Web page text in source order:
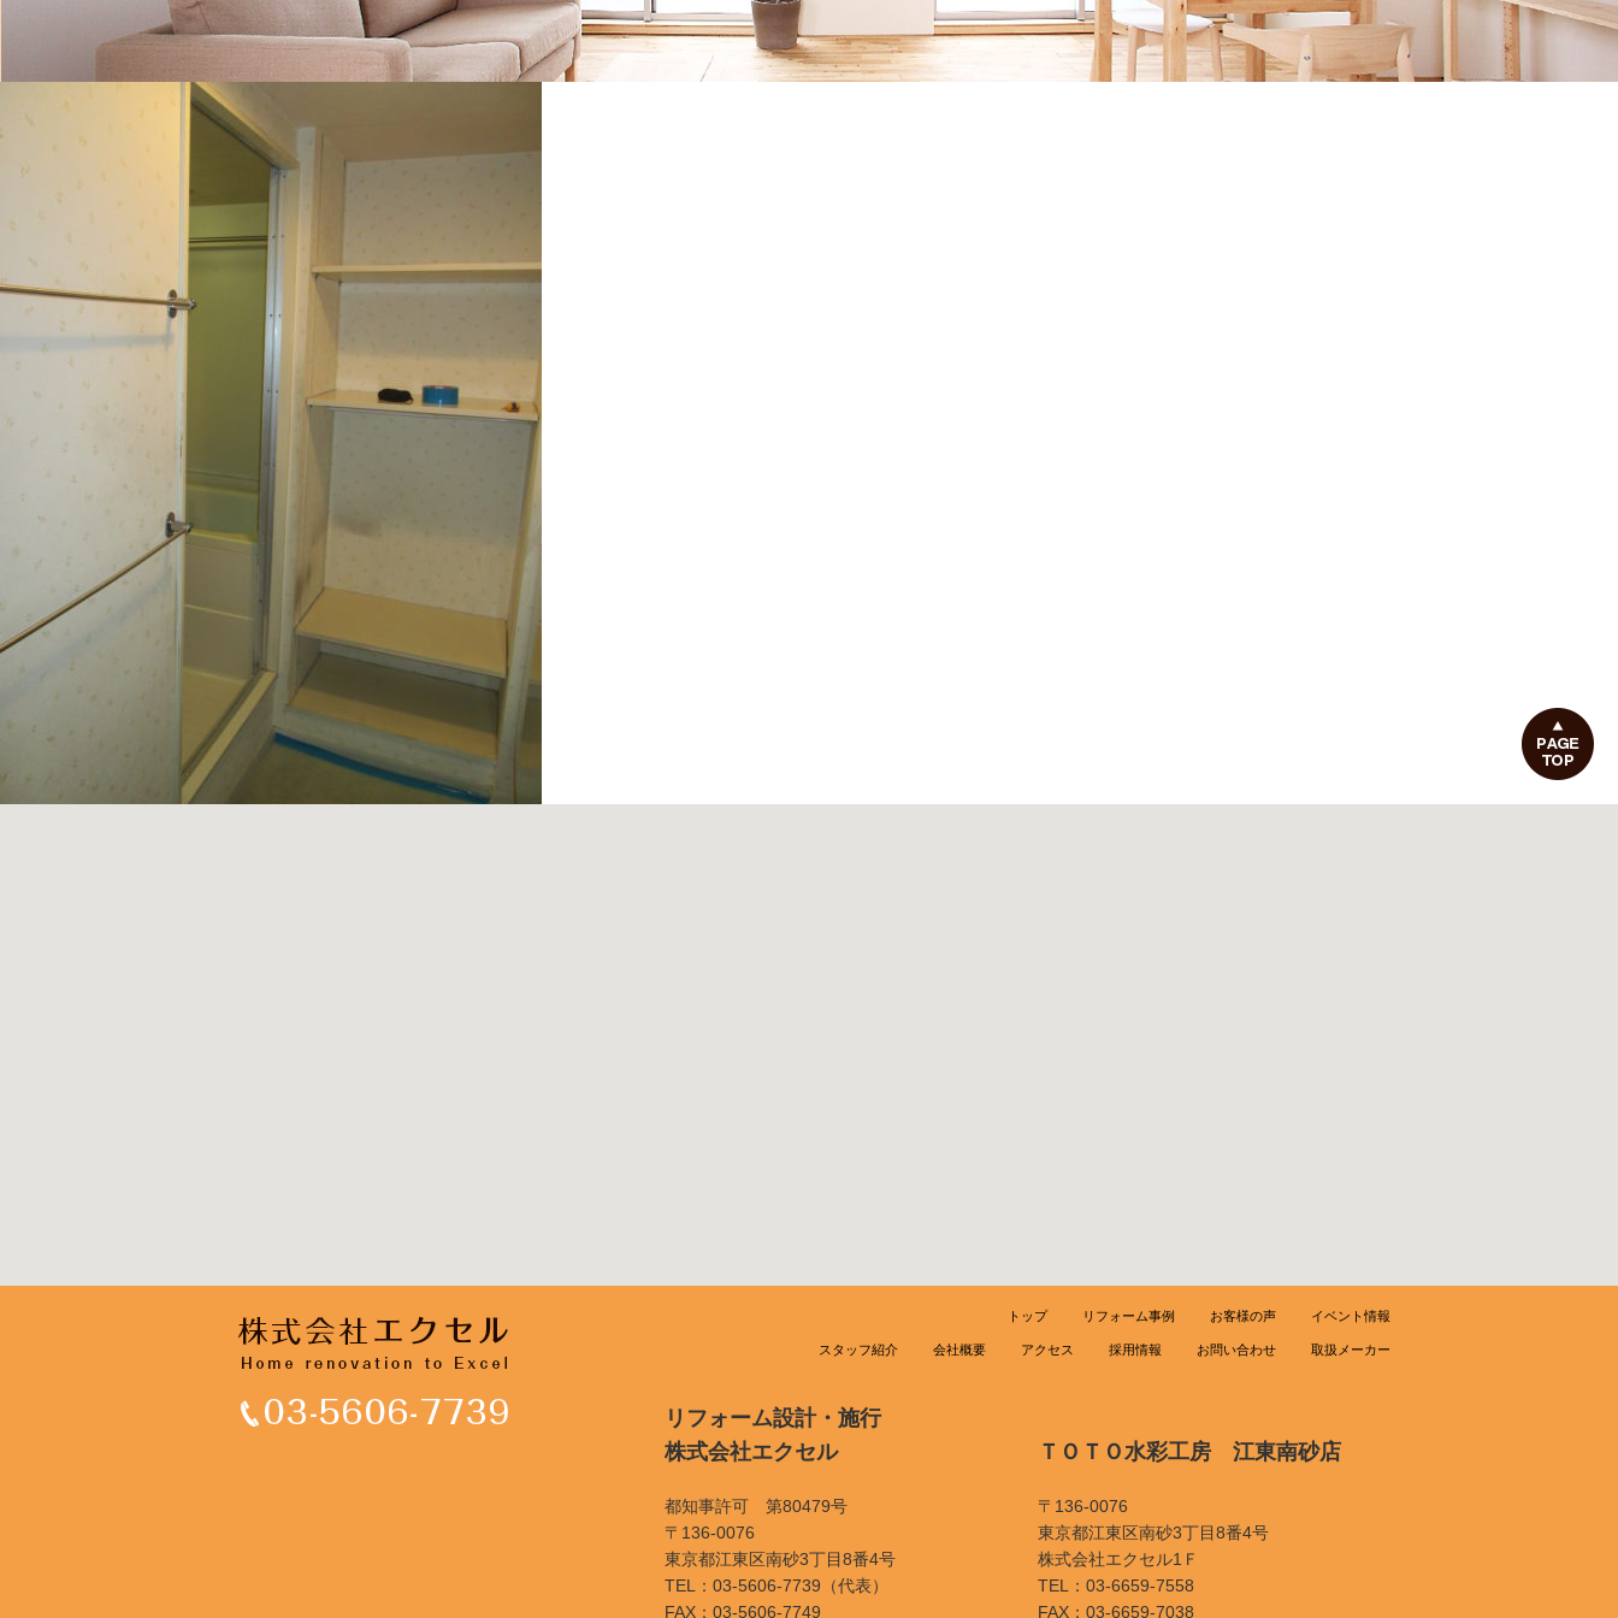
トップ リフォーム事例 お客様の声 イベント情報
スタッフ紹介 会社概要 アクセス 採用情報 お問い合わせ 取扱メーカー
リフォーム設計・施行
株式会社エクセル
都知事許可 第80479号
〒136-0076
東京都江東区南砂3丁目8番4号
TEL：03-5606-7739（代表）
FAX：03-5606-7749
ＴＯＴＯ水彩工房 江東南砂店
〒136-0076
東京都江東区南砂3丁目8番4号
株式会社エクセル1Ｆ
TEL：03-6659-7558
FAX：03-6659-7038